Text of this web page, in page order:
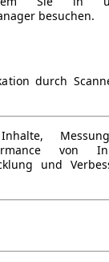
besuchen.
durch
von
und